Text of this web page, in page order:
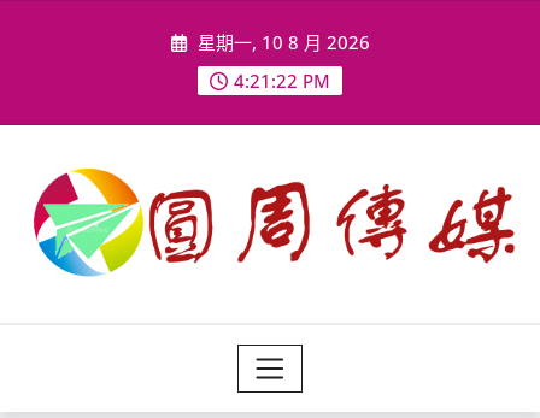
星期一, 10 8 月 2026
4:21:24 PM